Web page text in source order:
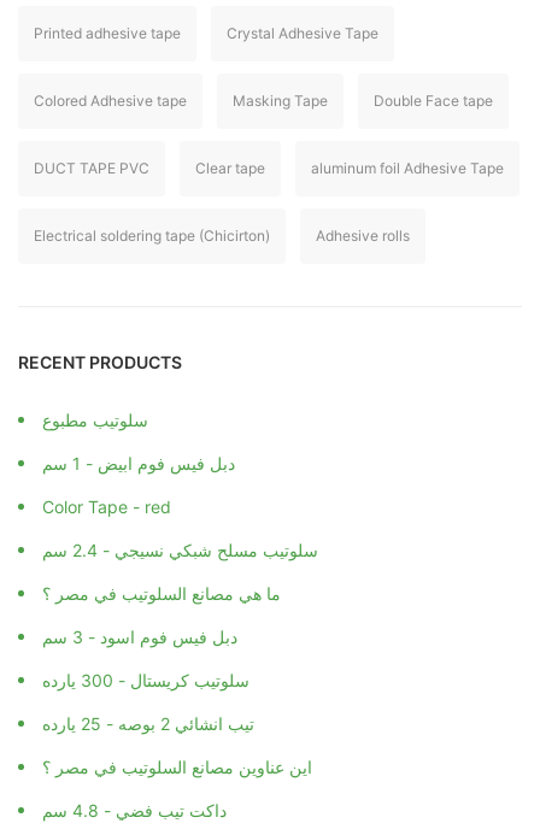
Printed adhesive tape Crystal Adhesive Tape
Colored Adhesive tape Masking Tape Double Face tape
DUCT TAPE PVC Clear tape aluminum foil Adhesive Tape
Electrical soldering tape (Chicirton) Adhesive rolls
RECENT PRODUCTS
سلوتيب مطبوع
دبل فيس فوم ابيض - 1 سم
Color Tape - red
سلوتيب مسلح شبكي نسيجي - 2.4 سم
ما هي مصانع السلوتيب في مصر ؟
دبل فيس فوم اسود - 3 سم
سلوتيب كريستال - 300 يارده
تيب انشائي 2 بوصه - 25 يارده
اين عناوين مصانع السلوتيب في مصر ؟
داكت تيب فضي - 4.8 سم